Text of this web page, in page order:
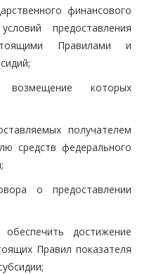
финансового
предоставления
Правилами и
которых
получателем
средств федерального
о предоставлении
достижение
Правил показателя